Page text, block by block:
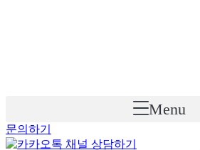
Menu
문의하기